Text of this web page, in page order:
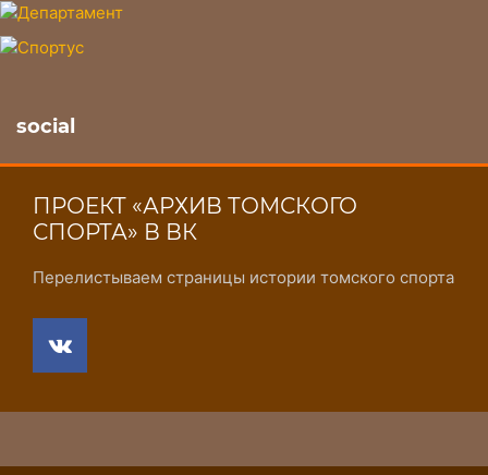
social
ПРОЕКТ «АРХИВ ТОМСКОГО
СПОРТА» В ВК
Перелистываем страницы истории томского спорта